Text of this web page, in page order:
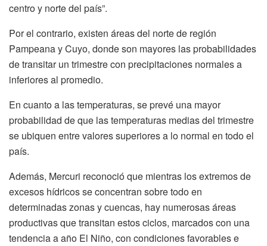
centro y norte del país”.
Por el contrario, existen áreas del norte de región
Pampeana y Cuyo, donde son mayores las probabilidades
de transitar un trimestre con precipitaciones normales a
inferiores al promedio.
En cuanto a las temperaturas, se prevé una mayor
probabilidad de que las temperaturas medias del trimestre
se ubiquen entre valores superiores a lo normal en todo el
país.
Además, Mercuri reconoció que mientras los extremos de
excesos hídricos se concentran sobre todo en
determinadas zonas y cuencas, hay numerosas áreas
productivas que transitan estos ciclos, marcados con una
tendencia a año El Niño, con condiciones favorables e